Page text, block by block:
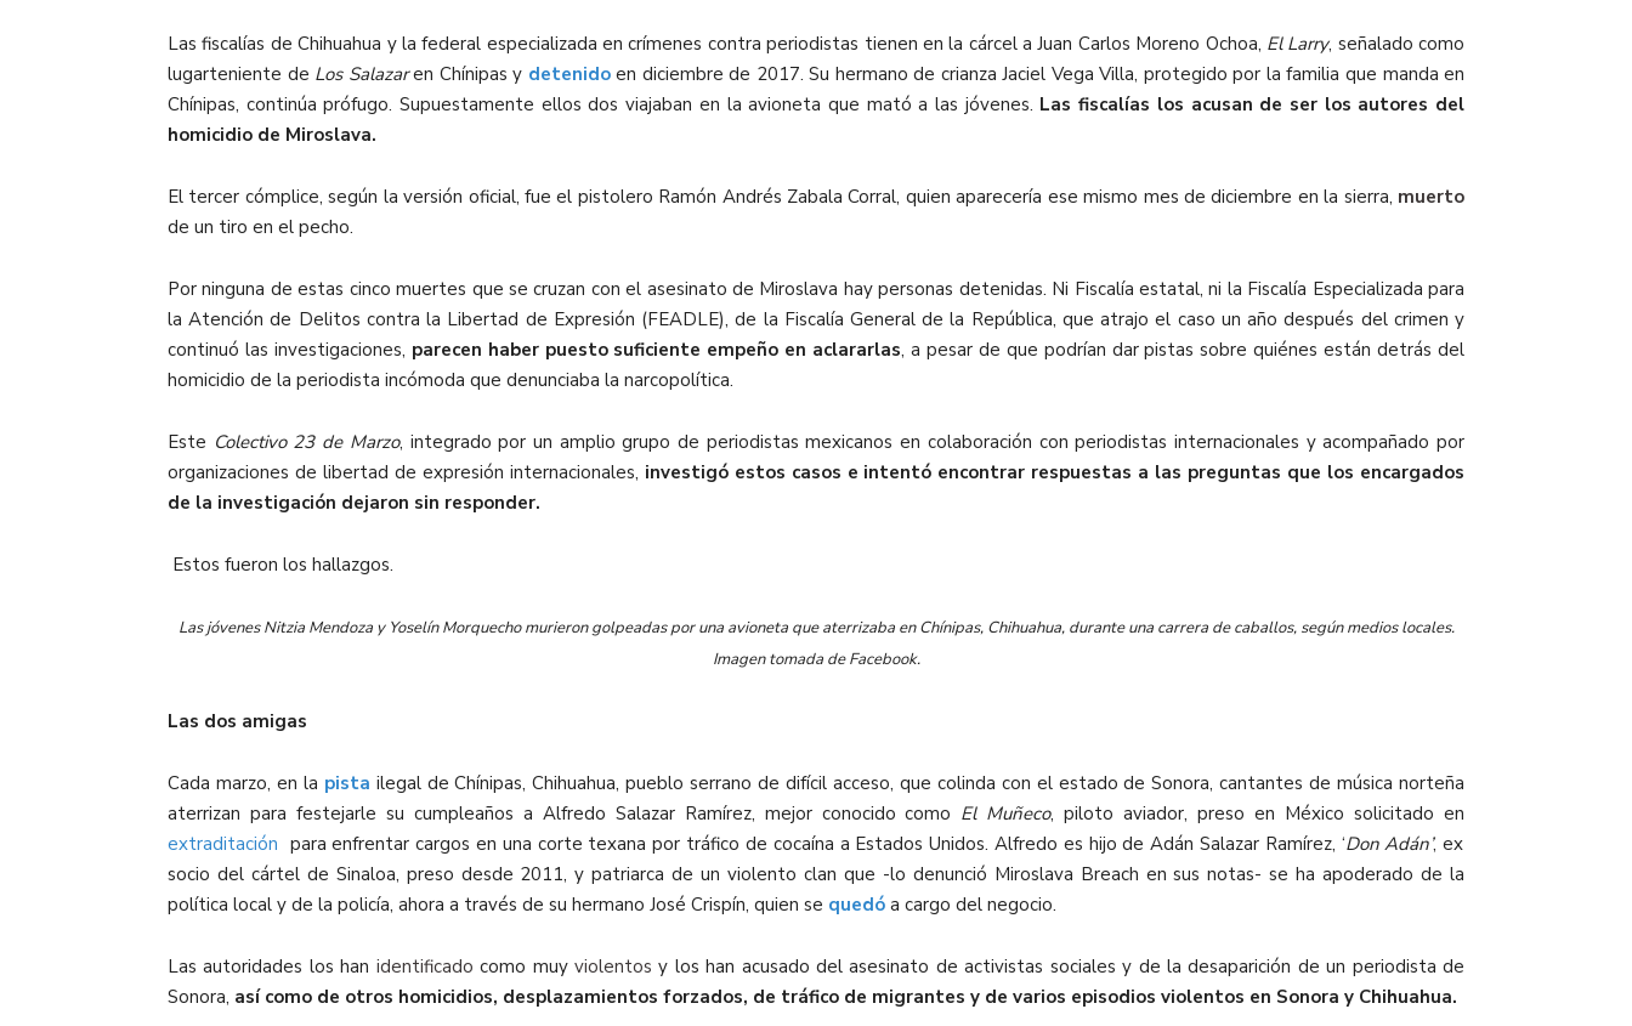
Las fiscalías de Chihuahua y la federal especializada en crímenes contra periodistas tienen en la cárcel a Juan Carlos Moreno Ochoa, El Larry, señalado como
lugarteniente de Los Salazaren Chínipas y detenidoen diciembre de 2017. Su hermano de crianza Jaciel Vega Villa, protegido por la familia que manda en
Chínipas, continúa prófugo. Supuestamente ellos dos viajaban en la avioneta que mató a las jóvenes. Las fiscalías los acusan de ser los autores del
homicidio de Miroslava.
El tercer cómplice, según la versión oficial, fue el pistolero Ramón Andrés Zabala Corral, quien aparecería ese mismo mes de diciembre en la sierra, muerto
de un tiro en el pecho.
Por ninguna de estas cinco muertes que se cruzan con el asesinato de Miroslava hay personas detenidas. Ni Fiscalía estatal, ni la Fiscalía Especializada para
la Atención de Delitos contra la Libertad de Expresión (FEADLE), de la Fiscalía General de la República, que atrajo el caso un año después del crimen y
continuó las investigaciones, parecen haber puesto suficiente empeño en aclararlas, a pesar de que podrían dar pistas sobre quiénes están detrás del
homicidio de la periodista incómoda que denunciaba la narcopolítica.
Este Colectivo 23 de Marzo, integrado por un amplio grupo de periodistas mexicanos en colaboración con periodistas internacionales y acompañado por
organizaciones de libertad de expresión internacionales, investigó estos casos e intentó encontrar respuestas a las preguntas que los encargados
de la investigación dejaron sin responder.
Estos fueron los hallazgos.
Las jóvenes Nitzia Mendoza y Yoselín Morquecho murieron golpeadas por una avioneta que aterrizaba en Chínipas, Chihuahua, durante una carrera de caballos, según medios locales.
Imagen tomada de Facebook.
Las dos amigas
Cada marzo, en la pista ilegal de Chínipas, Chihuahua, pueblo serrano de difícil acceso, que colinda con el estado de Sonora, cantantes de música norteña
aterrizan para festejarle su cumpleaños a Alfredo Salazar Ramírez, mejor conocido como El Muñeco, piloto aviador, preso en México solicitado en
extraditación para enfrentar cargos en una corte texana por tráfico de cocaína a Estados Unidos. Alfredo es hijo de Adán Salazar Ramírez, ‘Don Adán’, ex
socio del cártel de Sinaloa, preso desde 2011, y patriarca de un violento clan que -lo denunció Miroslava Breach en sus notas- se ha apoderado de la
política local y de la policía, ahora a través de su hermano José Crispín, quien se quedó a cargo del negocio.
Las autoridades los han identificado como muy violentosy los han acusado del asesinato de activistas sociales y de la desaparición de un periodista de
Sonora, así como de otros homicidios, desplazamientos forzados, de tráfico de migrantes y de varios episodios violentos en Sonora y Chihuahua.